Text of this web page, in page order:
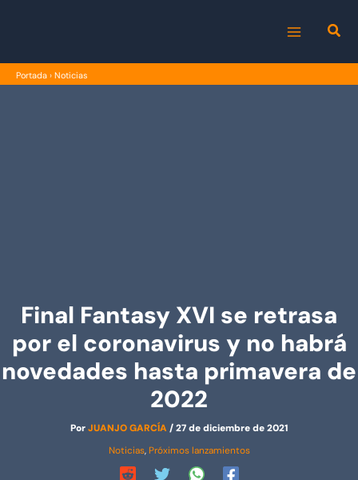
MENU
Portada › Noticias
Final Fantasy XVI se retrasa
por el coronavirus y no habrá
novedades hasta primavera de
2022
PorJUANJO GARCÍA/27 de diciembre de 2021
Noticias, Próximos lanzamientos